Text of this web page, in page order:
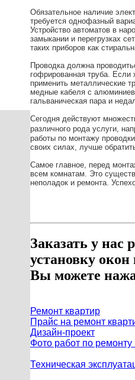
Обязательное наличие
требуется однофазный
Устройство автоматов в
замыкании и перегрузках
таких приборов как
Проводка должна
гофрированная труба. Если
применить металлические
медные кабеля с
гальваническая пара и
Сегодня действуют
различного рода услуги,
работы по монтажу
своих силах, лучше
Самое главное, перед
всем комнатам. Это
неполадок и ремонта.
Заказать у нас
установку
Вы можете
Ремонт квартир
Прайс на ремонт
Дизайн-проект
Фото работ по ремонту
Техническая